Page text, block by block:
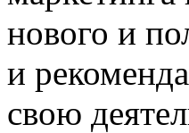
нового и
и
свою